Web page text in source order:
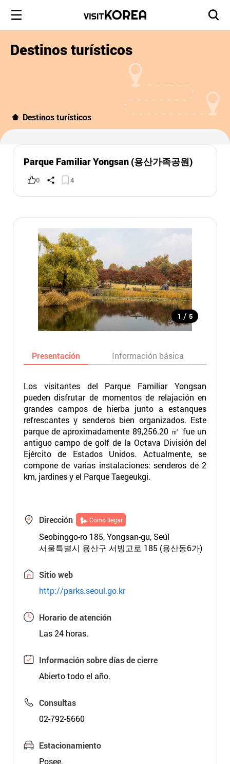
Destinos turísticos
Destinos turísticos
Parque Familiar Yongsan (용산가족공원)
0 4
1 / 5
Presentación Información básica
Los visitantes del Parque Familiar Yongsan
pueden disfrutar de momentos de relajación en
grandes campos de hierba junto a estanques
refrescantes y senderos bien organizados. Este
parque de aproximadamente 89,256.20 ㎡ fue un
antiguo campo de golf de la Octava División del
Ejército de Estados Unidos. Actualmente, se
compone de varias instalaciones: senderos de 2
km, jardines y el Parque Taegeukgi.
Dirección Cómo llegar
Seobinggo-ro 185, Yongsan-gu, Seúl
서울특별시 용산구 서빙고로 185 (용산동6가)
Sitio web
http://parks.seoul.go.kr
Horario de atención
Las 24 horas.
Información sobre días de cierre
Abierto todo el año.
Consultas
02-792-5660
Estacionamiento
Posee.